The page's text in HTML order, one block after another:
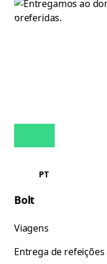
PT
Bolt
Viagens
Entrega de refeições